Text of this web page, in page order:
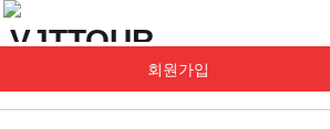
회원가입